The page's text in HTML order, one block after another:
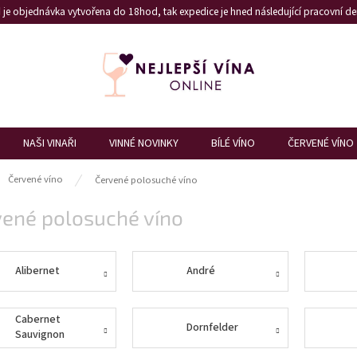
objednávka vytvořena do 18hod, tak expedice je hned následující pracovní
NAŠI VINAŘI VINNÉ NOVINKY BÍLÉ VÍNO ČERVENÉ VÍNO
Červené víno Červené polosuché víno
polosuché víno
Alibernet André
Cabernet
Sauvignon
Dornfelder